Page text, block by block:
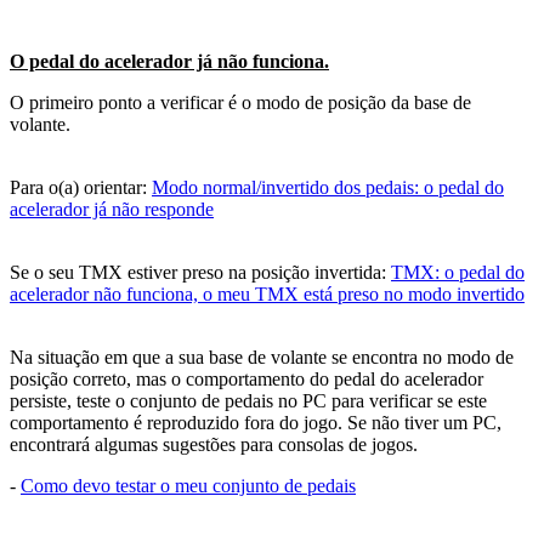
O pedal do acelerador já não funciona.
O primeiro ponto a verificar é o modo de posição da base de
volante.
Para o(a) orientar: Modo normal/invertido dos pedais: o pedal do
acelerador já não responde
Se o seu TMX estiver preso na posição invertida: TMX: o pedal do
acelerador não funciona, o meu TMX está preso no modo invertido
Na situação em que a sua base de volante se encontra no modo de
posição correto, mas o comportamento do pedal do acelerador
persiste, teste o conjunto de pedais no PC para verificar se este
comportamento é reproduzido fora do jogo. Se não tiver um PC,
encontrará algumas sugestões para consolas de jogos.
- Como devo testar o meu conjunto de pedais